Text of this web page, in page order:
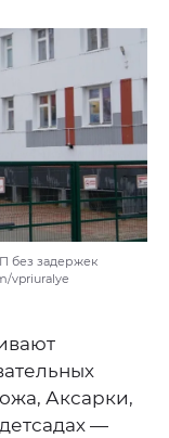
без задержек
vpriuralye
Аксарки,
—